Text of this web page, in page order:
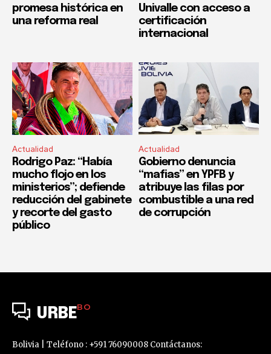
promesa histórica en
una reforma real
Univalle con acceso a
certificación
internacional
Actualidad
Rodrigo Paz: “Había
mucho flojo en los
ministerios”; defiende
reducción del gabinete
y recorte del gasto
público
Actualidad
Gobierno denuncia
“mafias” en YPFB y
atribuye las filas por
combustible a una red
de corrupción
URBEBO
Bolivia | Teléfono : +591 76090008 Contáctanos: